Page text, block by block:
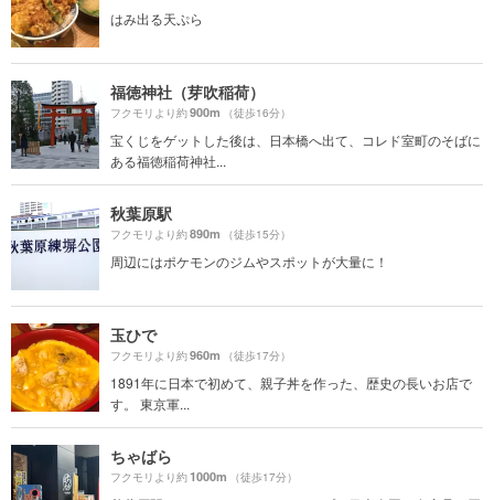
はみ出る天ぷら
福徳神社（芽吹稲荷）
フクモリより約900m （徒歩16分）
宝くじをゲットした後は、日本橋へ出て、コレド室町のそばに
ある福徳稲荷神社...
秋葉原駅
フクモリより約890m （徒歩15分）
周辺にはポケモンのジムやスポットが大量に！
玉ひで
フクモリより約960m （徒歩17分）
1891年に日本で初めて、親子丼を作った、歴史の長いお店で
す。 東京軍...
ちゃばら
フクモリより約1000m （徒歩17分）